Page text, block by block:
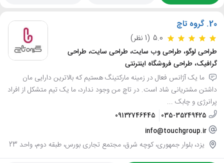
20. گروه تاچ
5.0 (1 نظر)
طراحی لوگو، طراحی وب سایت، طراحی سایت، طراحی
گرافیک، طراحی فروشگاه اینترنتی
ما یک آژانس فعال در زمینه مارکتینگ هستیم که بالاترین دارایی مان
داشتن مشتریانی شاد است. در تاچ من وجود ندارد، ما یک تیم متشکل از افراد
پرانرژی و چابک ...
035-35249425
09132746445
info@touchgroup.ir
یزد، بلوار جمهوری، کوچه شرق، مجتمع تجاری بورس، طبقه دوم، واحد 23